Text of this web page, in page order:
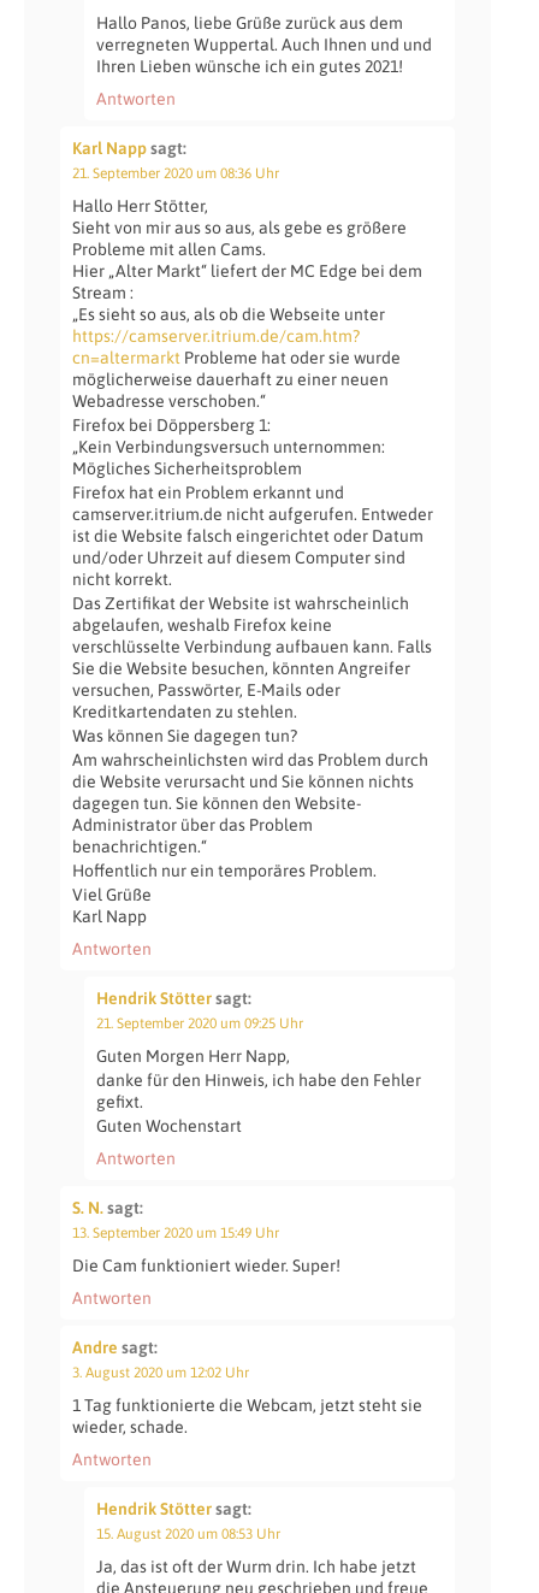
Hallo Panos, liebe Grüße zurück aus dem
verregneten Wuppertal. Auch Ihnen und und
Ihren Lieben wünsche ich ein gutes 2021!
Antworten
Karl Nappsagt:
21. September 2020 um 08:36 Uhr
Hallo Herr Stötter,
Sieht von mir aus so aus, als gebe es größere
Probleme mit allen Cams.
Hier „Alter Markt“ liefert der MC Edge bei dem
Stream :
„Es sieht so aus, als ob die Webseite unter
https://camserver.itrium.de/cam.htm?
cn=altermarkt Probleme hat oder sie wurde
möglicherweise dauerhaft zu einer neuen
Webadresse verschoben.“
Firefox bei Döppersberg 1:
„Kein Verbindungsversuch unternommen:
Mögliches Sicherheitsproblem
Firefox hat ein Problem erkannt und
camserver.itrium.de nicht aufgerufen. Entweder
ist die Website falsch eingerichtet oder Datum
und/oder Uhrzeit auf diesem Computer sind
nicht korrekt.
Das Zertifikat der Website ist wahrscheinlich
abgelaufen, weshalb Firefox keine
verschlüsselte Verbindung aufbauen kann. Falls
Sie die Website besuchen, könnten Angreifer
versuchen, Passwörter, E-Mails oder
Kreditkartendaten zu stehlen.
Was können Sie dagegen tun?
Am wahrscheinlichsten wird das Problem durch
die Website verursacht und Sie können nichts
dagegen tun. Sie können den Website-
Administrator über das Problem
benachrichtigen.“
Hoffentlich nur ein temporäres Problem.
Viel Grüße
Karl Napp
Antworten
Hendrik Stöttersagt:
21. September 2020 um 09:25 Uhr
Guten Morgen Herr Napp,
danke für den Hinweis, ich habe den Fehler
gefixt.
Guten Wochenstart
Antworten
S. N.sagt:
13. September 2020 um 15:49 Uhr
Die Cam funktioniert wieder. Super!
Antworten
Andre sagt:
3. August 2020 um 12:02 Uhr
1 Tag funktionierte die Webcam, jetzt steht sie
wieder, schade.
Antworten
Hendrik Stöttersagt:
15. August 2020 um 08:53 Uhr
Ja, das ist oft der Wurm drin. Ich habe jetzt
die Ansteuerung neu geschrieben und freue